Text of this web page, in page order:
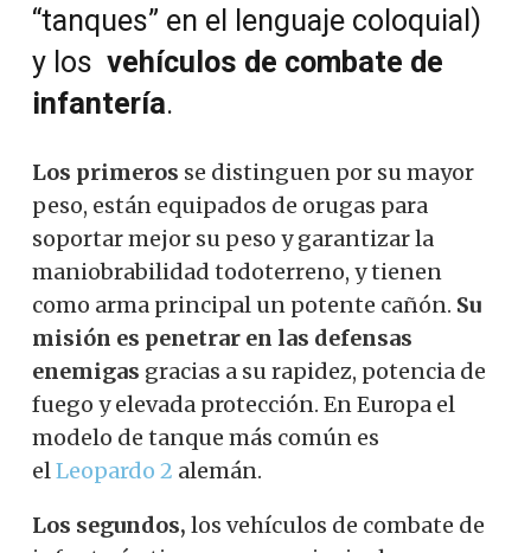
“tanques” en el lenguaje coloquial)
y los vehículos de combate de
infantería.
Los primeros se distinguen por su mayor
peso, están equipados de orugas para
soportar mejor su peso y garantizar la
maniobrabilidad todoterreno, y tienen
como arma principal un potente cañón. Su
misión es penetrar en las defensas
enemigas gracias a su rapidez, potencia de
fuego y elevada protección. En Europa el
modelo de tanque más común es
elLeopardo 2 alemán.
Los segundos, los vehículos de combate de